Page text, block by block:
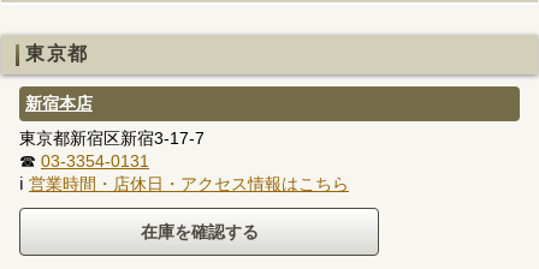
東京都
新宿本店
東京都新宿区新宿3-17-7
☎ 03-3354-0131
ℹ 営業時間・店休日・アクセス情報はこちら